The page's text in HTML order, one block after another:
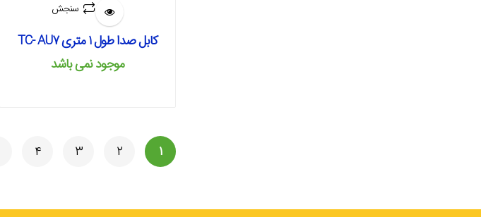
سنجش
کابل صدا طول 1 متری TC- AU7
موجود نمی‌ باشد
۱ ۲ ۳ ۴